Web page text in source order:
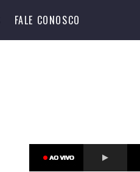
FALE CONOSCO